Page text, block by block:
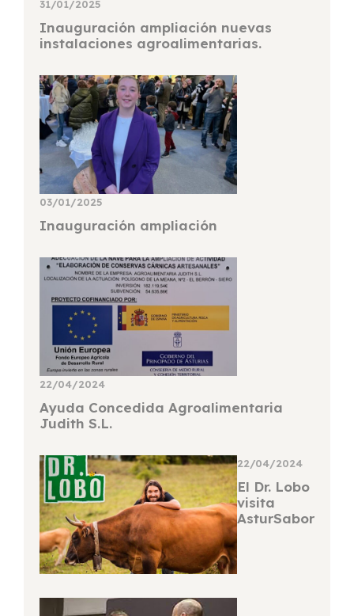
31/01/2025
Inauguración ampliación nuevas
instalaciones agroalimentarias.
03/01/2025
Inauguración ampliación
22/04/2024
Ayuda Concedida Agroalimentaria
Judith S.L.
22/04/2024
El Dr. Lobo
visita
AsturSabor